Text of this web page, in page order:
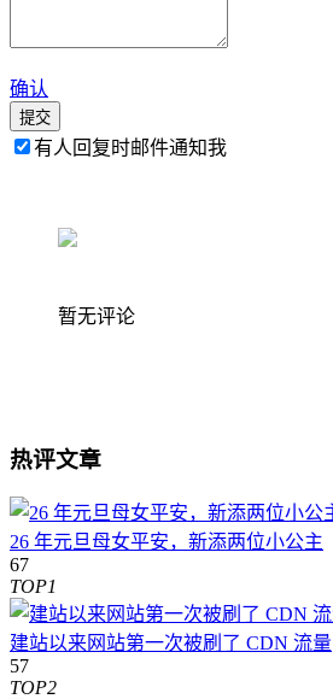
确认
提交
有人回复时邮件通知我
暂无评论
热评文章
26 年元旦母女平安，新添两位小公主
67
TOP1
建站以来网站第一次被刷了 CDN 流量
57
TOP2